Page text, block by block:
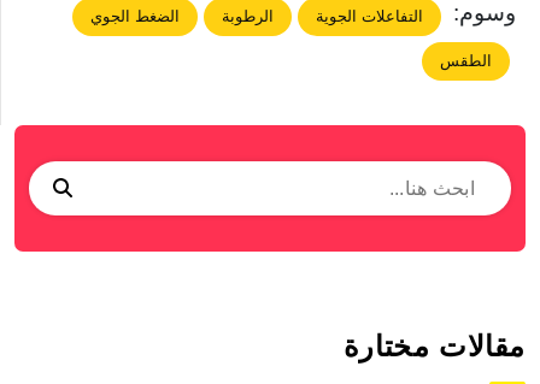
وسوم: التفاعلات الجوية الرطوبة الضغط الجوي
الطقس
مقالات مختارة